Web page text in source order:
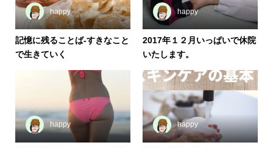
happy
記憶に残ることば-すきなこと
で生きていく
happy
2017年１２月いっぱいで休院
いたします。
happy happy